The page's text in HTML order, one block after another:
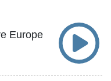
Europe